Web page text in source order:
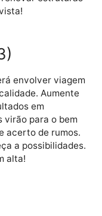
O dia pedirá
e com
para
nova versão a
no
02)
o amor. Crie
maior de confiança,